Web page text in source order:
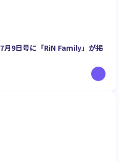
月9日号に「RiN Family」が掲